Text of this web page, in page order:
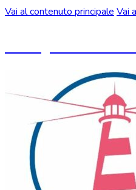
Vai al contenuto principale Vai